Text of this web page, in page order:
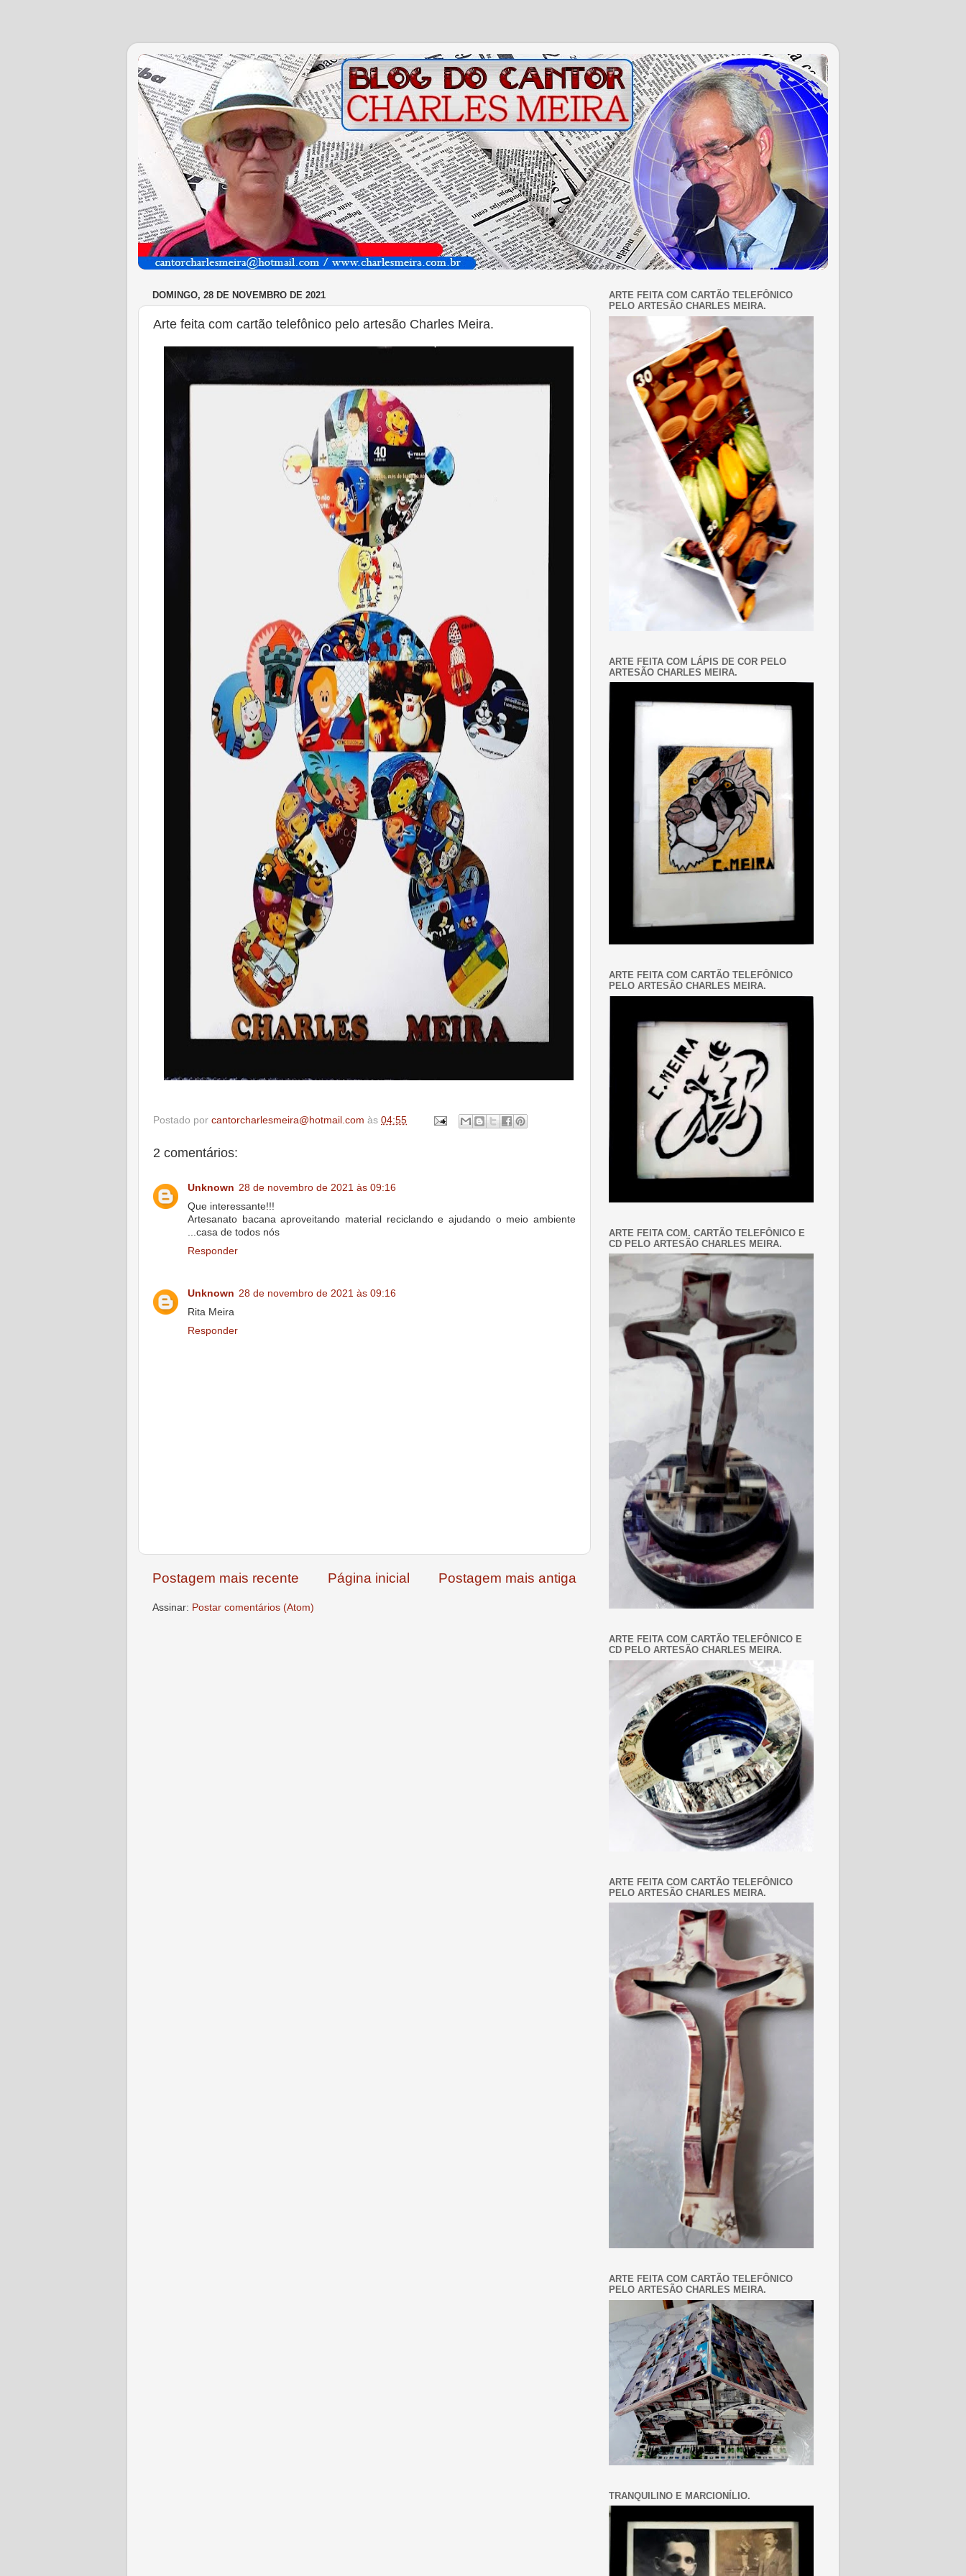
DOMINGO, 28 DE NOVEMBRO DE 2021
Arte feita com cartão telefônico pelo artesão Charles Meira.
Postado por cantorcharlesmeira@hotmail.com às 04:55
2 comentários:
Unknown 28 de novembro de 2021 às 09:16
Que interessante!!!
Artesanato bacana aproveitando material reciclando e ajudando o meio ambiente
...casa de todos nós
Responder
Unknown 28 de novembro de 2021 às 09:16
Rita Meira
Responder
Postagem mais recente Postagem mais antiga
Página inicial
Assinar: Postar comentários (Atom)
ARTE FEITA COM CARTÃO TELEFÔNICO
PELO ARTESÃO CHARLES MEIRA.
ARTE FEITA COM LÁPIS DE COR PELO
ARTESÃO CHARLES MEIRA.
ARTE FEITA COM CARTÃO TELEFÔNICO
PELO ARTESÃO CHARLES MEIRA.
ARTE FEITA COM. CARTÃO TELEFÔNICO E
CD PELO ARTESÃO CHARLES MEIRA.
ARTE FEITA COM CARTÃO TELEFÔNICO E
CD PELO ARTESÃO CHARLES MEIRA.
ARTE FEITA COM CARTÃO TELEFÔNICO
PELO ARTESÃO CHARLES MEIRA.
ARTE FEITA COM CARTÃO TELEFÔNICO
PELO ARTESÃO CHARLES MEIRA.
TRANQUILINO E MARCIONÍLIO.